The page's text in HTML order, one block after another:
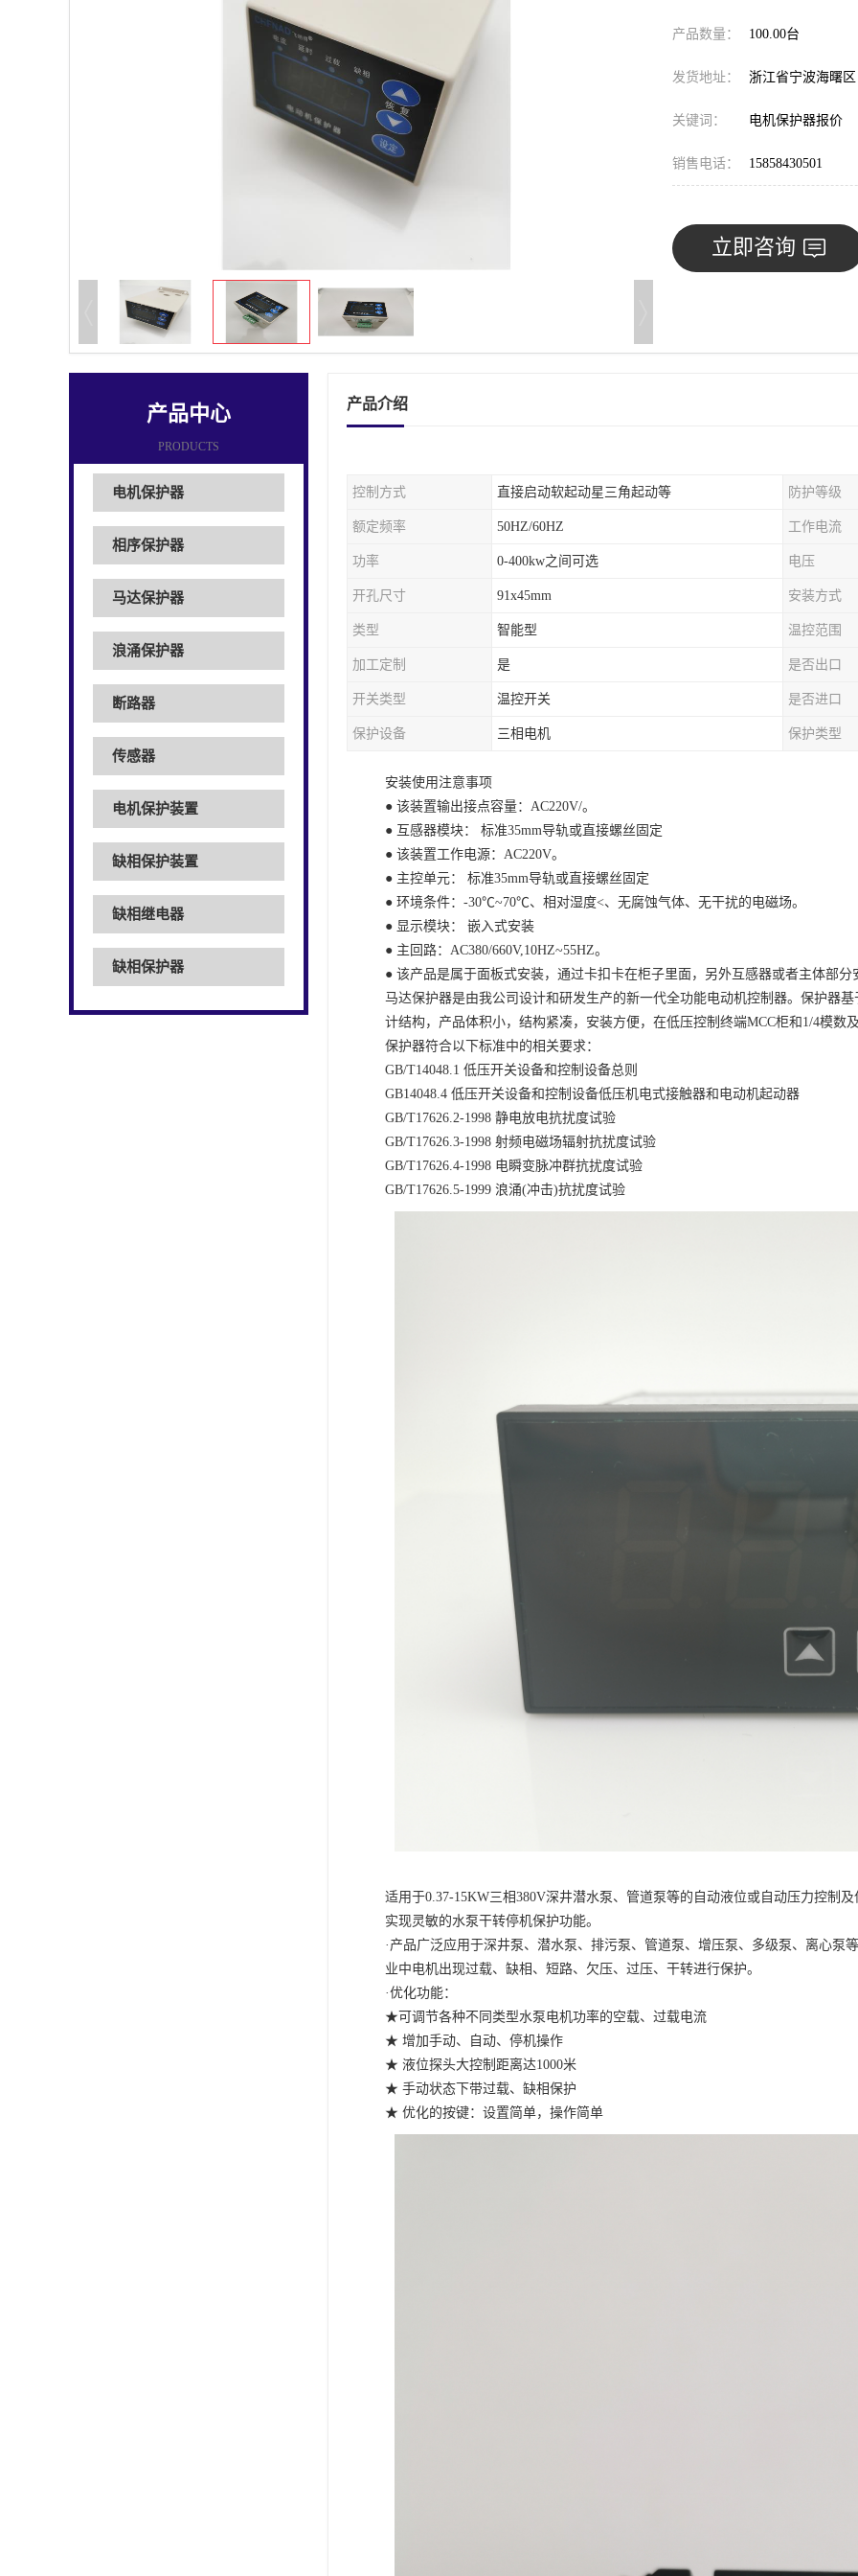
产品数量： 100.00台
发货地址： 浙江省宁波海曙
关键词： 电机保护器报价
销售电话： 15858430501
立即咨询
产品中心
PRODUCTS
电机保护器
相序保护器
马达保护器
浪涌保护器
断路器
传感器
电机保护装置
缺相保护装置
缺相继电器
缺相保护器
产品介绍
控制方式 直接启动软起动星三角起动等 防护等级
额定频率 50HZ/60HZ 工作电流
功率 0-400kw之间可选 电压
开孔尺寸 91x45mm 安装方式
类型 智能型 温控范围
加工定制 是 是否出口
开关类型 温控开关 是否进口
保护设备 三相电机 保护类型
安装使用注意事项
● 该装置输出接点容量：AC220V/。
● 互感器模块： 标准35mm导轨或直接螺丝固定
● 该装置工作电源：AC220V。
● 主控单元： 标准35mm导轨或直接螺丝固定
● 环境条件：-30℃~70℃、相对湿度<、无腐蚀气体、无干扰的电磁场。
● 显示模块： 嵌入式安装
● 主回路：AC380/660V,10HZ~55HZ。
● 该产品是属于面板式安装，通过卡扣卡在柜子里面，另外互感器或者主体部分
马达保护器是由我公司设计和研发生产的新一代全功能电动机控制器。保护器
计结构，产品体积小，结构紧凑，安装方便，在低压控制终端MCC柜和1/4模数
保护器符合以下标准中的相关要求：
GB/T14048.1 低压开关设备和控制设备总则
GB14048.4 低压开关设备和控制设备低压机电式接触器和电动机起动器
GB/T17626.2-1998 静电放电抗扰度试验
GB/T17626.3-1998 射频电磁场辐射抗扰度试验
GB/T17626.4-1998 电瞬变脉冲群抗扰度试验
GB/T17626.5-1999 浪涌(冲击)抗扰度试验
适用于0.37-15KW三相380V深井潜水泵、管道泵等的自动液位或自动压力控制
实现灵敏的水泵干转停机保护功能。
·产品广泛应用于深井泵、潜水泵、排污泵、管道泵、增压泵、多级泵、离心泵
业中电机出现过载、缺相、短路、欠压、过压、干转进行保护。
·优化功能：
★可调节各种不同类型水泵电机功率的空载、过载电流
★ 增加手动、自动、停机操作
★ 液位探头大控制距离达1000米
★ 手动状态下带过载、缺相保护
★ 优化的按键：设置简单，操作简单